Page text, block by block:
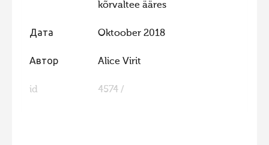
kõrvaltee ääres
Дата Oktoober 2018
Автор Alice Virit
id 4574 /